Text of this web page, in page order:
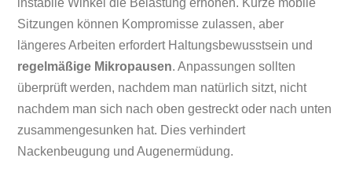
instabile Winkel die Belastung erhöhen. Kurze mobile
Sitzungen können Kompromisse zulassen, aber
längeres Arbeiten erfordert Haltungsbewusstsein und
regelmäßige Mikropausen. Anpassungen sollten
überprüft werden, nachdem man natürlich sitzt, nicht
nachdem man sich nach oben gestreckt oder nach unten
zusammengesunken hat. Dies verhindert
Nackenbeugung und Augenermüdung.